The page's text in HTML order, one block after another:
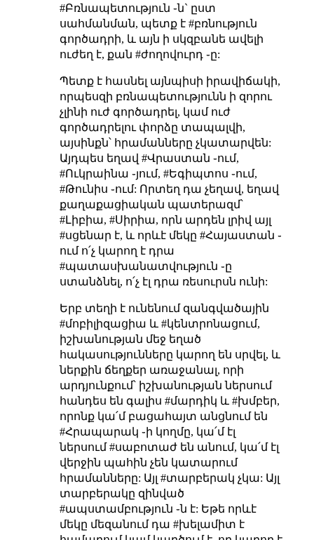
#Բռնապետություն ֊ն` ըստ
սահմանման, պետք է #բռնություն
գործադրի, և այն ի սկզբանե ավելի
ուժեղ է, քան #ժողովուրդ ֊ը:
Պետք է հասնել այնպիսի իրավիճակի,
որպեսզի բռնապետությունն ի զորու
չլինի ուժ գործադրել, կամ ուժ
գործադրելու փորձը տապալվի,
այսինքն՝ հրամանները չկատարվեն:
Այդպես եղավ #Վրաստան ֊ում,
#Ուկրաինա ֊յում, #Եգիպտոս ֊ում,
#Թունիս ֊ում: Որտեղ դա չեղավ, եղավ
քաղաքացիական պատերազմ՝
#Լիբիա, #Սիրիա, որն արդեն լրիվ այլ
#սցենար է, և որևէ մեկը #Հայաստան ֊
ում ո՛չ կարող է դրա
#պատասխանատվություն ֊ը
ստանձնել, ո՛չ էլ դրա ռեսուրսն ունի:
Երբ տեղի է ունենում զանգվածային
#մոբիլիզացիա և #կենտրոնացում,
իշխանության մեջ եղած
հակասությունները կարող են սրվել, և
ներքին ճեղքեր առաջանալ, որի
արդյունքում՝ իշխանության ներսում
հանդես են գալիս #մարդիկ և #խմբեր,
որոնք կա՛մ բացահայտ անցնում են
#Հրապարակ ֊ի կողմը, կա՛մ էլ
ներսում #սաբոտաժ են անում, կա՛մ էլ
վերջին պահին չեն կատարում
հրամանները: Այլ #տարբերակ չկա: Այլ
տարբերակը զինված
#ապստամբություն ֊ն է: Եթե որևէ
մեկը մեզանում դա #խելամիտ է